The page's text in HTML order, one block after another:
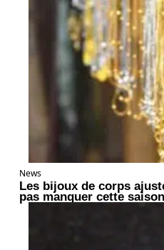
News
Les bijoux de corps
pas manquer cette saison